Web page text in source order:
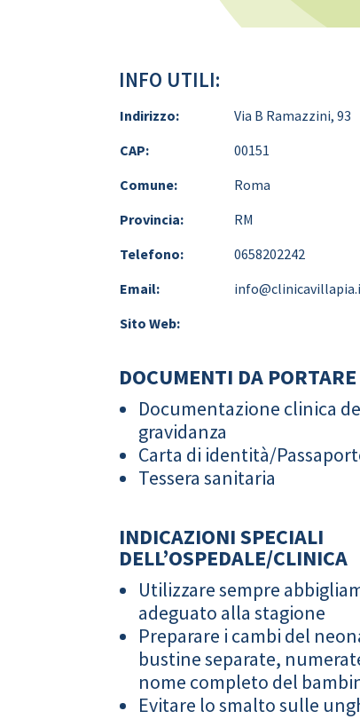
INFO UTILI:
Indirizzo:
Via B Ramazzini, 93
CAP:
00151
Comune:
Roma
Provincia:
RM
Telefono:
0658202242
Email:
Sito Web:
DOCUMENTI DA
Documentazione clinica
gravidanza
Carta di identità/
Tessera sanitaria
INDICAZIONI SPECIALI
DELL’OSPEDALE/CLINICA
Utilizzare sempre
adeguato alla stagione
Preparare i cambi del
bustine separate,
nome completo del
Evitare lo smalto sulle